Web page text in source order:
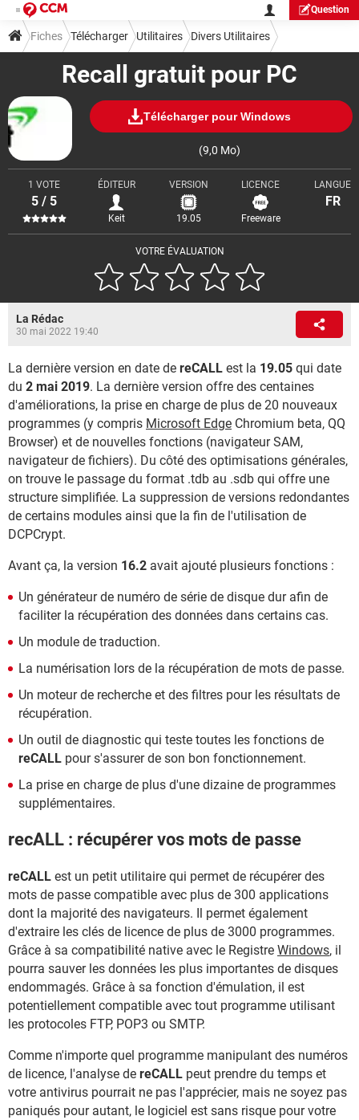
Question
Recall gratuit pour PC
Télécharger pour Windows
(9,0 Mo)
VOTRE ÉVALUATION
1 VOTE
5 / 5
ÉDITEUR
Keit
VERSION
19.05
LICENCE
Freeware
LANGUE
FR
Fiches Télécharger Utilitaires Divers Utilitaires
La Rédac
30 mai 2022 19:40
La dernière version en date de reCALL est la 19.05 qui date
du 2 mai 2019. La dernière version offre des centaines
d'améliorations, la prise en charge de plus de 20 nouveaux
programmes (y compris Microsoft Edge Chromium beta, QQ
Browser) et de nouvelles fonctions (navigateur SAM,
navigateur de fichiers). Du côté des optimisations générales,
on trouve le passage du format .tdb au .sdb qui offre une
structure simplifiée. La suppression de versions redondantes
de certains modules ainsi que la fin de l'utilisation de
DCPCrypt.
Avant ça, la version 16.2 avait ajouté plusieurs fonctions :
Un générateur de numéro de série de disque dur afin de
faciliter la récupération des données dans certains cas.
Un module de traduction.
La numérisation lors de la récupération de mots de passe.
Un moteur de recherche et des filtres pour les résultats de
récupération.
Un outil de diagnostic qui teste toutes les fonctions de
reCALL pour s'assurer de son bon fonctionnement.
La prise en charge de plus d'une dizaine de programmes
supplémentaires.
recALL : récupérer vos mots de passe
reCALL est un petit utilitaire qui permet de récupérer des
mots de passe compatible avec plus de 300 applications
dont la majorité des navigateurs. Il permet également
d'extraire les clés de licence de plus de 3000 programmes.
Grâce à sa compatibilité native avec le Registre Windows, il
pourra sauver les données les plus importantes de disques
endommagés. Grâce à sa fonction d'émulation, il est
potentiellement compatible avec tout programme utilisant
les protocoles FTP, POP3 ou SMTP.
Comme n'importe quel programme manipulant des numéros
de licence, l'analyse de reCALL peut prendre du temps et
votre antivirus pourrait ne pas l'apprécier, mais ne soyez pas
paniqués pour autant, le logiciel est sans risque pour votre